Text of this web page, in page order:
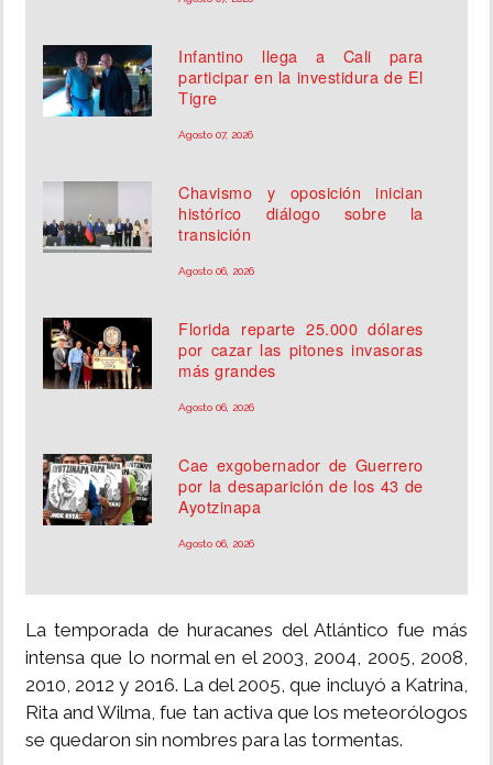
Infantino llega a Cali para
participar en la investidura de El
Tigre
Agosto 07, 2026
Chavismo y oposición inician
histórico diálogo sobre la
transición
Agosto 06, 2026
Florida reparte 25.000 dólares
por cazar las pitones invasoras
más grandes
Agosto 06, 2026
Cae exgobernador de Guerrero
por la desaparición de los 43 de
Ayotzinapa
Agosto 06, 2026
La temporada de huracanes del Atlántico fue más
intensa que lo normal en el 2003, 2004, 2005, 2008,
2010, 2012 y 2016. La del 2005, que incluyó a Katrina,
Rita and Wilma, fue tan activa que los meteorólogos
se quedaron sin nombres para las tormentas.